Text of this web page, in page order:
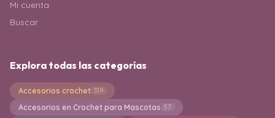
Mi cuenta
Buscar
Explora todas las categorías
Accesorios crochet 319
Accesorios en Crochet para Mascotas 57